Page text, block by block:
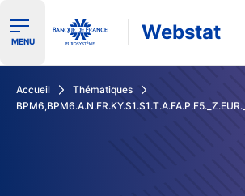
Ouvrir le menu de navigation
MENU Webstat
Accueil
Thématiques